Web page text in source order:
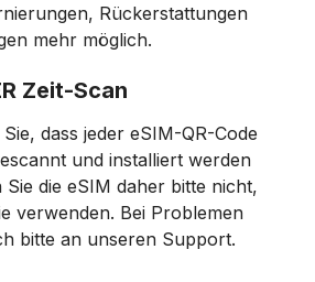
Rückerstattungen
mehr möglich.
Zeit-Scan
dass jeder eSIM-QR-Code
und installiert werden
Sie die eSIM daher bitte nicht,
verwenden. Bei Problemen
bitte an unseren Support.